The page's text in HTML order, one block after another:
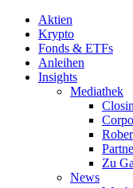
Aktien
Krypto
Fonds & ETFs
Anleihen
Insights
Mediathek
Zu
News